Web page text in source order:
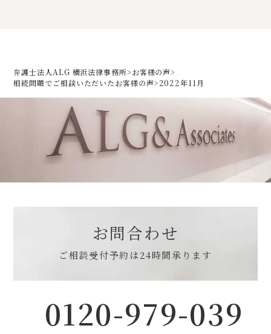
弁護士法人ALG 横浜法律事務所>お客様の声>
相続問題でご相談いただいたお客様の声>2022年11月
お問合わせ
ご相談受付予約は24時間承ります
0120-979-039